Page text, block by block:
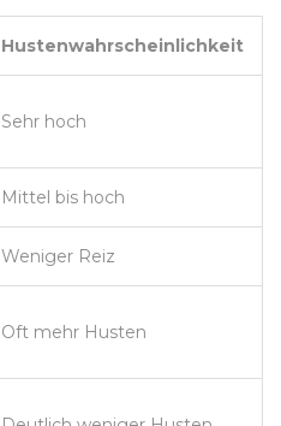
Hustenwahrscheinlichkeit
Sehr hoch
Mittel bis hoch
Weniger Reiz
Oft mehr Husten